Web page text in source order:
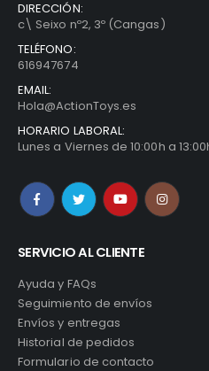
DIRECCIÓN:
c\ Seixo nº2, 3º (Cangas)
TELÉFONO:
616947674
EMAIL:
Hola@ActionToys.es
HORARIO LABORAL:
Lunes a Viernes de 10:00h a
SERVICIO AL CLIENTE
Ayuda y FAQs
Seguimiento de envíos
Envíos y entregas
Historial de pedidos
Formulario de contacto